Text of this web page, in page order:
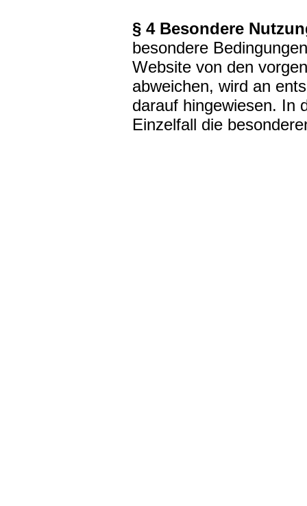
§ 4 Besondere
besondere
Website von den
abweichen, wird an
darauf hingewiesen. In
Einzelfall die